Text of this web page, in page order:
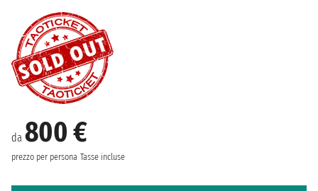
da 800 €
prezzo per persona Tasse incluse